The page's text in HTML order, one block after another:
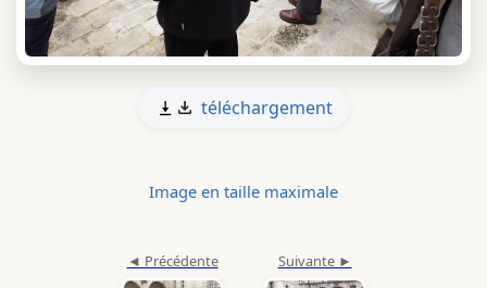
téléchargement
Image en taille maximale